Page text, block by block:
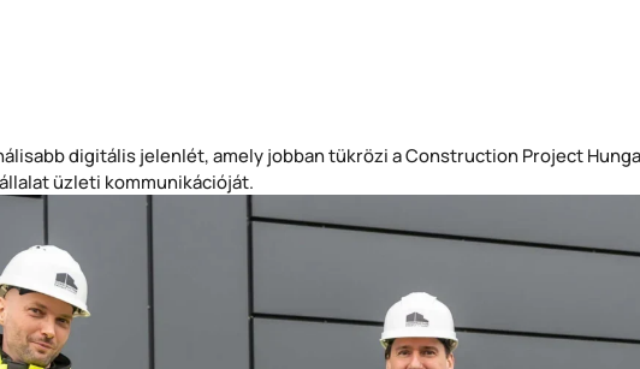
digitális jelenlét, amely jobban tükrözi a Construction Project
üzleti kommunikációját.